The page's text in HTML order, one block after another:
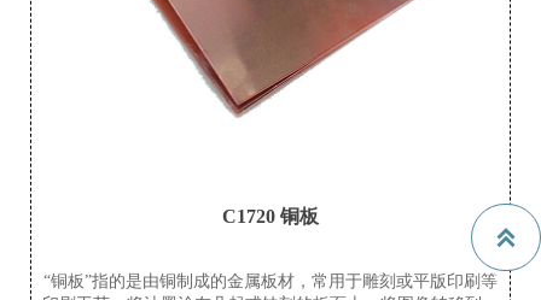
C1720 铜板
“铜板”指的是由铜制成的金属板材，常用于雕刻或平版印刷等
